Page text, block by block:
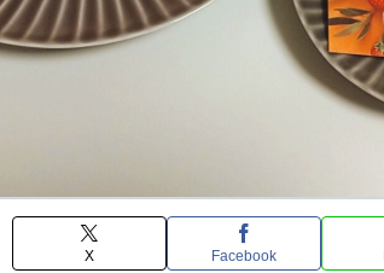
X Facebook